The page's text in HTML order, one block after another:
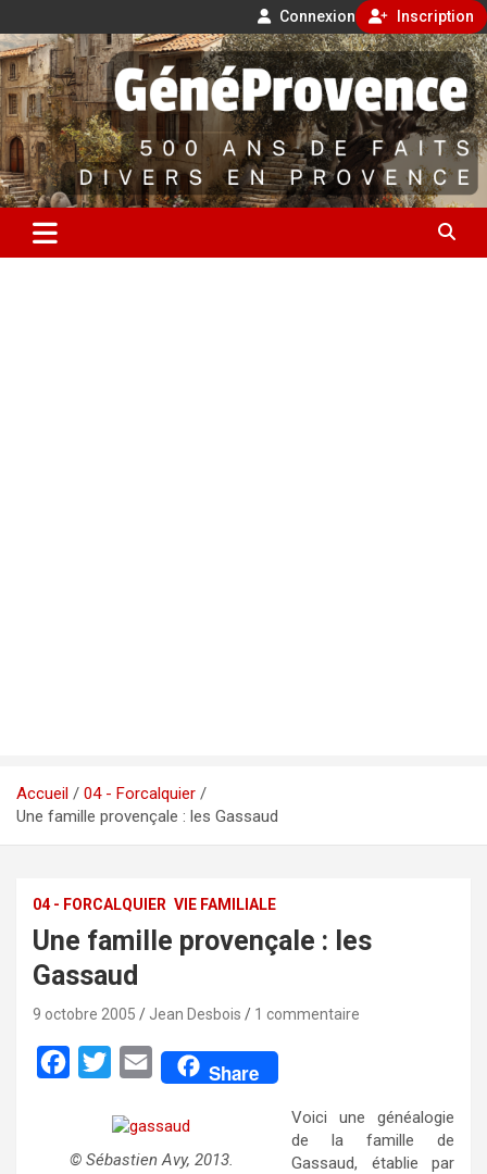
Connexion Inscription
Aller
au
contenu
GénéProvence
500 ans de faits divers en Provence
Accueil
04 - Forcalquier
Une famille provençale : les Gassaud
04 - FORCALQUIER VIE FAMILIALE
Une famille provençale : les
Gassaud
9 octobre 2005 Jean Desbois 1 commentaire
e
i
t
E
a
i
Share
© Sébastien Avy, 2013.
Voici une généalogie
de la famille de
Gassaud, établie par